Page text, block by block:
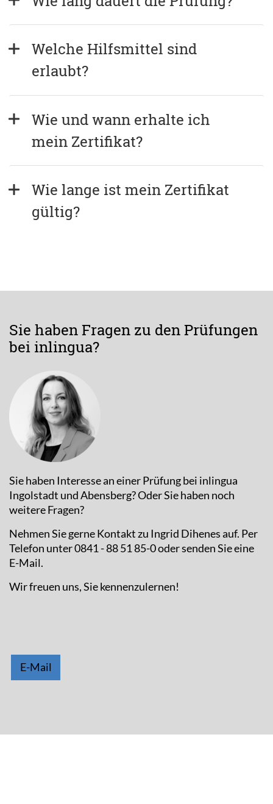
Welche Hilfsmittel sind
erlaubt?
Wie und wann erhalte ich
mein Zertifikat?
Wie lange ist mein Zertifikat
gültig?
Sie haben Fragen zu den Prüfungen
bei inlingua?
Sie haben Interesse an einer Prüfung bei inlingua
Ingolstadt und Abensberg? Oder Sie haben noch
weitere Fragen?
Nehmen Sie gerne Kontakt zu Ingrid Dihenes auf. Per
Telefon unter 0841 - 88 51 85-0 oder senden Sie eine
E-Mail.
Wir freuen uns, Sie kennenzulernen!
E-Mail